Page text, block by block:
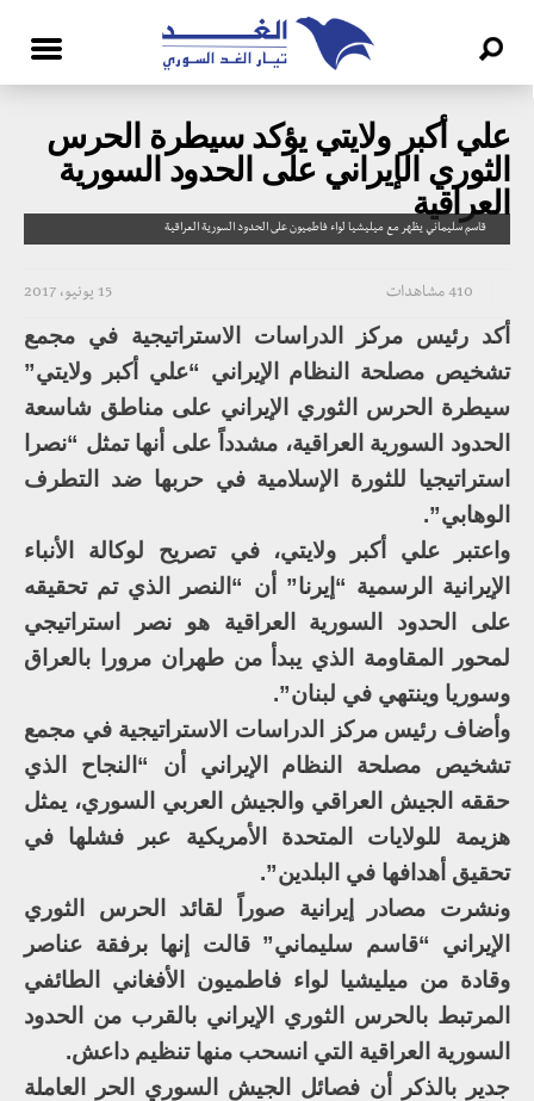
علي أكبر ولايتي يؤكد سيطرة الحرس
الثوري الإيراني على الحدود السورية
العراقية
قاسم سليماني يظهر مع ميليشيا لواء فاطميون على الحدود السورية العراقية
15 يونيو، 2017 410 مشاهدات
أكد رئيس مركز الدراسات الاستراتيجية في مجمع
تشخيص مصلحة النظام الإيراني “علي أكبر ولايتي”
سيطرة الحرس الثوري الإيراني على مناطق شاسعة
الحدود السورية العراقية، مشدداً على أنها تمثل “نصرا
استراتيجيا للثورة الإسلامية في حربها ضد التطرف
الوهابي”.
واعتبر علي أكبر ولايتي، في تصريح لوكالة الأنباء
الإيرانية الرسمية “إيرنا” أن “النصر الذي تم تحقيقه
على الحدود السورية العراقية هو نصر استراتيجي
لمحور المقاومة الذي يبدأ من طهران مرورا بالعراق
وسوريا وينتهي في لبنان”.
وأضاف رئيس مركز الدراسات الاستراتيجية في مجمع
تشخيص مصلحة النظام الإيراني أن “النجاح الذي
حققه الجيش العراقي والجيش العربي السوري، يمثل
هزيمة للولايات المتحدة الأمريكية عبر فشلها في
تحقيق أهدافها في البلدين”.
ونشرت مصادر إيرانية صوراً لقائد الحرس الثوري
الإيراني “قاسم سليماني” قالت إنها برفقة عناصر
وقادة من ميليشيا لواء فاطميون الأفغاني الطائفي
المرتبط بالحرس الثوري الإيراني بالقرب من الحدود
السورية العراقية التي انسحب منها تنظيم داعش.
جدير بالذكر أن فصائل الجيش السوري الحر العاملة